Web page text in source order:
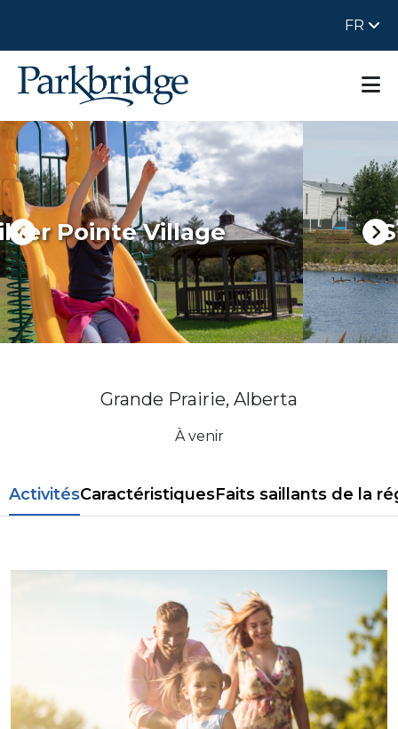
FR
Silver Pointe
Grande Prairie, Alberta
À venir
ActivitésCaractéristiquesFaits saillants de la